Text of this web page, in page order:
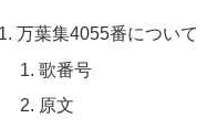
万葉集4055番について
歌番号
原文